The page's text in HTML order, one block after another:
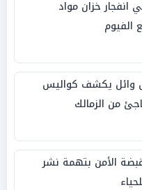
انفجار خزان مواد
الفيوم
وائل يكشف كواليس
من الزمالك
الأمن بتهمة نشر